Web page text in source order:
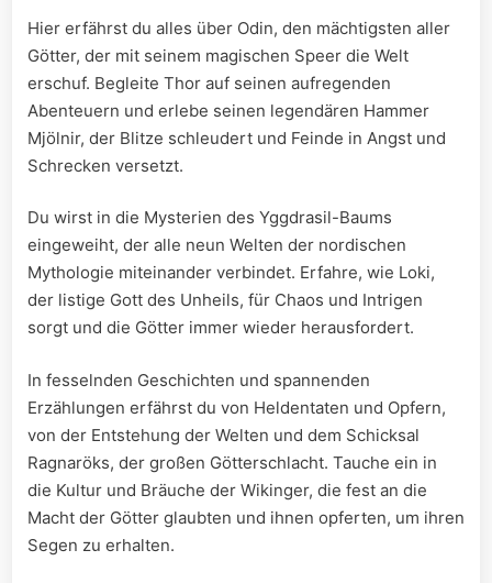
Hier erfährst du ‍alles über Odin, den mächtigsten ⁤aller
Götter, der mit seinem magischen Speer die Welt‌
erschuf. ⁤Begleite ‌Thor auf seinen aufregenden ​
Abenteuern und​ erlebe seinen legendären Hammer
Mjölnir, der Blitze ⁢schleudert und Feinde in Angst und‍
Schrecken versetzt.
Du wirst in die Mysterien des Yggdrasil-Baums
eingeweiht, der alle neun​ Welten der nordischen
⁣Mythologie miteinander ⁤verbindet. Erfahre, wie Loki,
der ⁤listige Gott des ⁤Unheils, für Chaos und Intrigen
sorgt und die Götter ‍immer wieder herausfordert.
In‌ fesselnden Geschichten​ und spannenden⁣
Erzählungen erfährst ⁢du von Heldentaten und Opfern,
von der⁢ Entstehung der‍ Welten und​ dem Schicksal
Ragnaröks, der großen Götterschlacht. Tauche ein in
die Kultur und Bräuche der Wikinger, die ⁤fest ⁣an‍ die
Macht der Götter‍ glaubten und ihnen opferten, um ihren
Segen zu‌ erhalten.